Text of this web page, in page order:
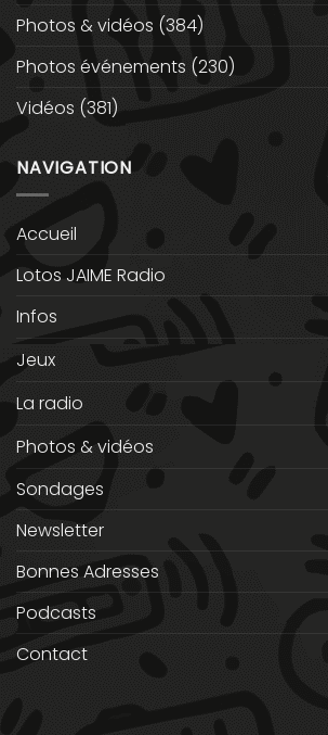
Photos & vidéos (384)
Photos événements (230)
Vidéos (381)
NAVIGATION
Accueil
Lotos JAIME Radio
Infos
Jeux
La radio
Photos & vidéos
Sondages
Newsletter
Bonnes Adresses
Podcasts
Contact